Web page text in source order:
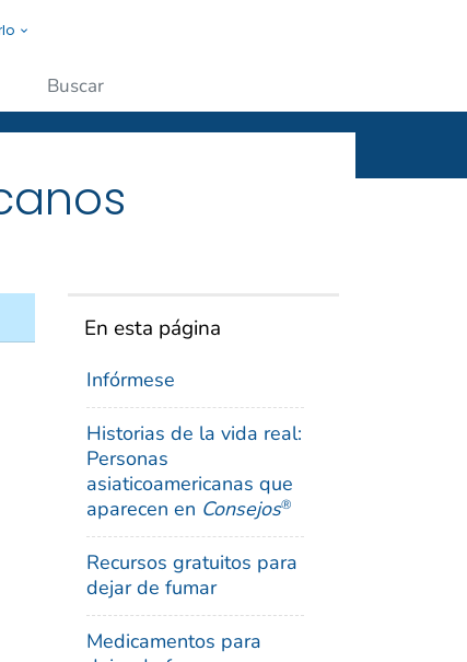
la gente.
En esta página
Infórmese
Historias de la vida real:
Personas
asiaticoamericanas que
aparecen en Consejos®
Recursos gratuitos para
dejar de fumar
Medicamentos para